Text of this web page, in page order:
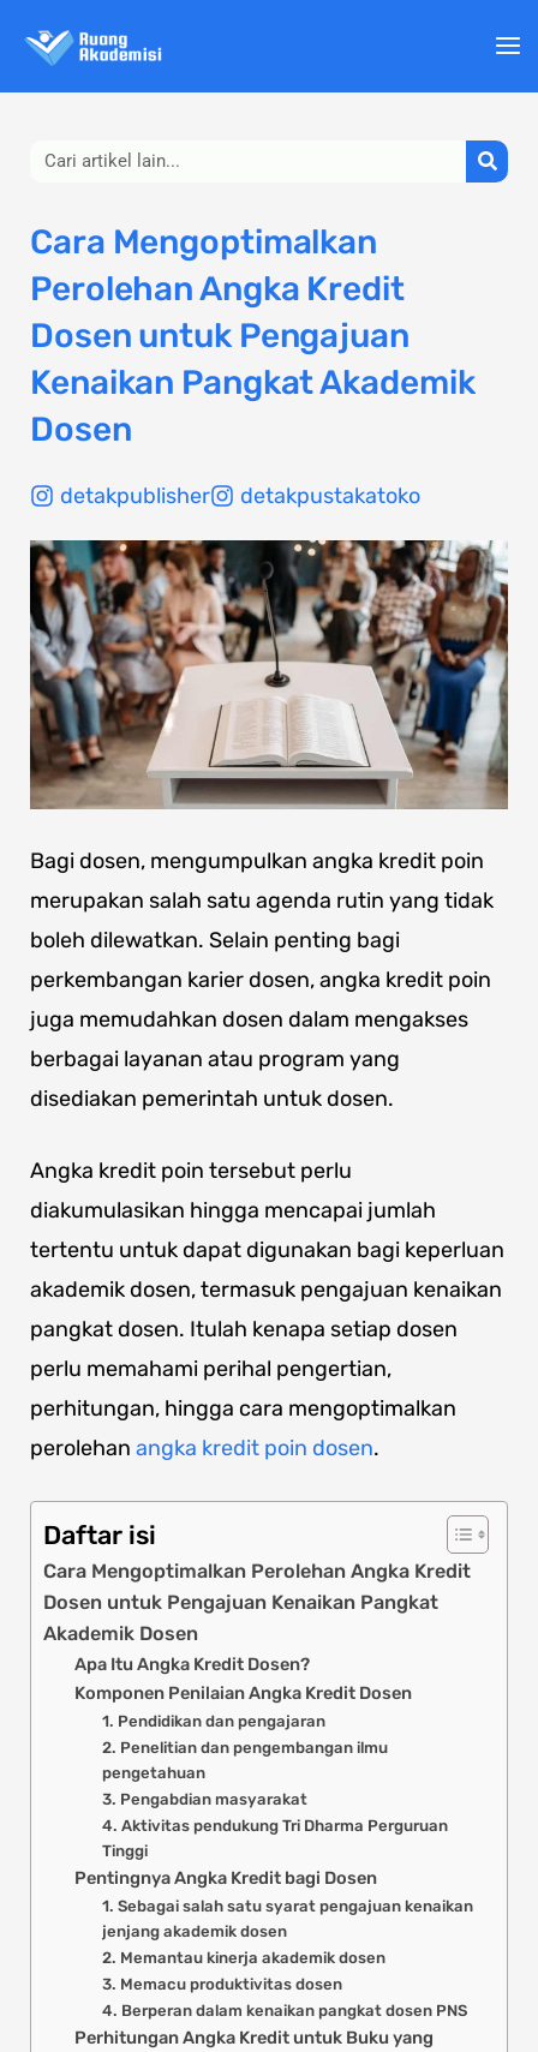
konten
Search
Cara Mengoptimalkan
Perolehan Angka Kredit
Dosen untuk Pengajuan
Kenaikan Pangkat Akademik
Dosen
detakpublisher detakpustakatoko
Bagi dosen, mengumpulkan angka kredit poin
merupakan salah satu agenda rutin yang tidak
boleh dilewatkan. Selain penting bagi
perkembangan karier dosen, angka kredit poin
juga memudahkan dosen dalam mengakses
berbagai layanan atau program yang
disediakan pemerintah untuk dosen.
Angka kredit poin tersebut perlu
diakumulasikan hingga mencapai jumlah
tertentu untuk dapat digunakan bagi keperluan
akademik dosen, termasuk pengajuan kenaikan
pangkat dosen. Itulah kenapa setiap dosen
perlu memahami perihal pengertian,
perhitungan, hingga cara mengoptimalkan
perolehan angka kredit poin dosen.
Daftar isi
Cara Mengoptimalkan Perolehan Angka Kredit
Dosen untuk Pengajuan Kenaikan Pangkat
Akademik Dosen
Apa Itu Angka Kredit Dosen?
Komponen Penilaian Angka Kredit Dosen
1. Pendidikan dan pengajaran
2. Penelitian dan pengembangan ilmu
pengetahuan
3. Pengabdian masyarakat
4. Aktivitas pendukung Tri Dharma Perguruan
Tinggi
Pentingnya Angka Kredit bagi Dosen
1. Sebagai salah satu syarat pengajuan kenaikan
jenjang akademik dosen
2. Memantau kinerja akademik dosen
3. Memacu produktivitas dosen
4. Berperan dalam kenaikan pangkat dosen PNS
Perhitungan Angka Kredit untuk Buku yang